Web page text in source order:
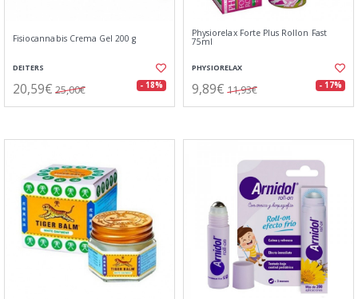
Fisiocannabis Crema Gel 200 g
DEITERS
20,59€ 25,00€ - 18%
Physiorelax Forte Plus Rollon Fast
75ml
PHYSIORELAX
9,89€ 11,93€ - 17%